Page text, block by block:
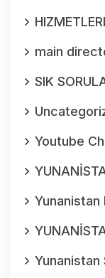
main
SIK
Youtube
Yunanistan
Yunanistan